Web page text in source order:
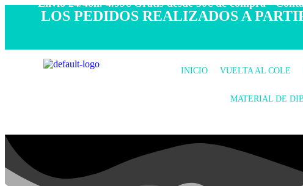
- Envío 24/48h. 4.99€ Gratis desde 50€ de compra -
LOS PEDIDOS REALIZADOS A
INICIO VUELTA AL COLE
MATERIAL DE